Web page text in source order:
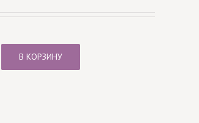
В КОРЗИНУ